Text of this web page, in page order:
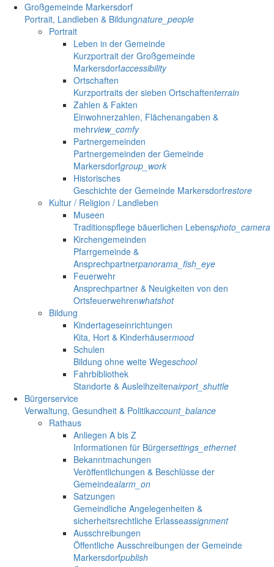
Großgemeinde Markersdorf
Portrait, Landleben & Bildungnature_people
Portrait
Leben in der Gemeinde
Kurzportrait der Großgemeinde
Markersdorfaccessibility
Ortschaften
Kurzportraits der sieben Ortschaftenterrain
Zahlen & Fakten
Einwohnerzahlen, Flächenangaben &
mehrview_comfy
Partnergemeinden
Partnergemeinden der Gemeinde
Markersdorfgroup_work
Historisches
Geschichte der Gemeinde Markersdorfrestore
Kultur / Religion / Landleben
Museen
Traditionspflege bäuerlichen Lebensphoto_camera
Kirchengemeinden
Pfarrgemeinde &
Ansprechpartnerpanorama_fish_eye
Feuerwehr
Ansprechpartner & Neuigkeiten von den
Ortsfeuerwehrenwhatshot
Bildung
Kindertageseinrichtungen
Kita, Hort & Kinderhäusermood
Schulen
Bildung ohne weite Wegeschool
Fahrbibliothek
Standorte & Ausleihzeitenairport_shuttle
Bürgerservice
Verwaltung, Gesundheit & Politikaccount_balance
Rathaus
Anliegen A bis Z
Informationen für Bürgersettings_ethernet
Bekanntmachungen
Veröffentlichungen & Beschlüsse der
Gemeindealarm_on
Satzungen
Gemeindliche Angelegenheiten &
sicherheitsrechtliche Erlasseassignment
Ausschreibungen
Öffentliche Ausschreibungen der Gemeinde
Markersdorfpublish